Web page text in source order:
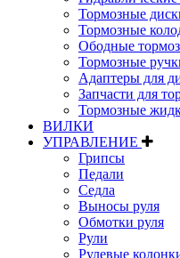
Тормозные
Тормозные
Ободные
Тормозные
Адаптеры для
Запчасти для
Тормозные
ВИЛКИ
УПРАВЛЕНИЕ
Грипсы
Педали
Седла
Выносы руля
Обмотки руля
Рули
Рулевые